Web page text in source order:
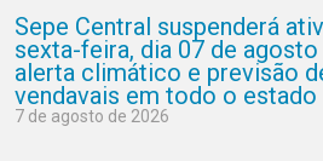
Sepe Central suspenderá
sexta-feira, dia 07 de
alerta climático e previsão
vendavais em todo o estado
7 de agosto de 2026